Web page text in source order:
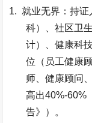
1. 就业无界：持
科）、社区卫
计）、健康科
位（员工健康
师、健康顾问
高出40%-60%
告》）。